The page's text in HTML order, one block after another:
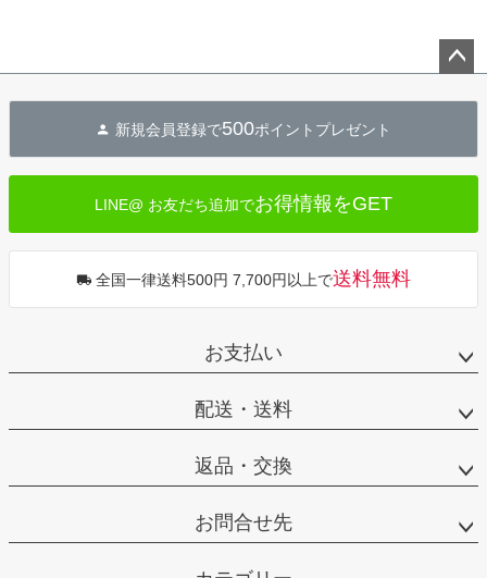
へ
新規会員登録で500ポイントプレゼント
LINE@ お友だち追加でお得情報をGET
全国一律送料500円 7,700円以上で送料無料
お支払い
配送・送料
返品・交換
お問合せ先